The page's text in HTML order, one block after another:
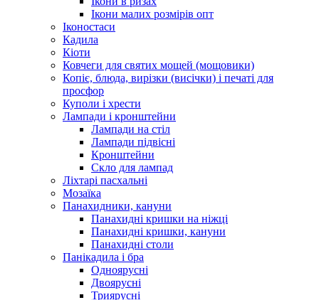
Ікони малих розмірів опт
Іконостаси
Кадила
Кіоти
Ковчеги для святих мощей (мощовики)
Копіє, блюда, вирізки (висічки) і печаті для
просфор
Куполи і хрести
Лампади і кронштейни
Лампади на стіл
Лампади підвісні
Кронштейни
Скло для лампад
Ліхтарі пасхальні
Мозаїка
Панахидники, кануни
Панахидні кришки на ніжці
Панахидні кришки, кануни
Панахидні столи
Панікадила і бра
Одноярусні
Двоярусні
Триярусні